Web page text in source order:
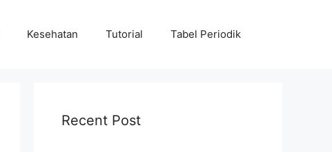
Kesehatan Tutorial Tabel Periodik
Recent Post